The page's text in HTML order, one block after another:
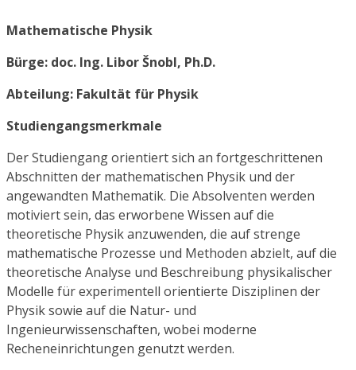
Mathematische Physik
Bürge: doc. Ing. Libor Šnobl, Ph.D.
Abteilung: Fakultät für Physik
Studiengangsmerkmale
Der Studiengang orientiert sich an fortgeschrittenen
Abschnitten der mathematischen Physik und der
angewandten Mathematik. Die Absolventen werden
motiviert sein, das erworbene Wissen auf die
theoretische Physik anzuwenden, die auf strenge
mathematische Prozesse und Methoden abzielt, auf die
theoretische Analyse und Beschreibung physikalischer
Modelle für experimentell orientierte Disziplinen der
Physik sowie auf die Natur- und
Ingenieurwissenschaften, wobei moderne
Recheneinrichtungen genutzt werden.